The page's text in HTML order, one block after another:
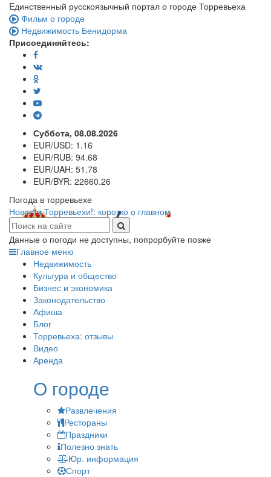
Eдинственный русскоязычный портал о городе Торревьеха
Фильм о городе
Недвижимость Бенидорма
Присоединяйтесь:
Суббота, 08.08.2026
EUR/USD: 1.16
EUR/RUB: 94.68
EUR/UAH: 51.78
EUR/BYR: 22660.26
Погода в торревьехе
Новости Торревьехи!: коротко о главном
Данные о погоди не доступны, попрорбуйте позже
Главное меню
Недвижимость
Культура и общество
Бизнес и экономика
Законодательство
Афиша
Блог
Торревьеха: отзывы
Видео
Аренда
О городе
Развлечения
Рестораны
Праздники
Полезно знать
Юр. информация
Спорт